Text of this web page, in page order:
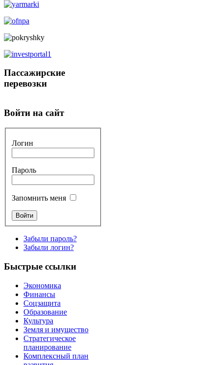
Пассажирские
перевозки
Войти на сайт
Логин
Пароль
Запомнить меня
Забыли пароль?
Забыли логин?
Быстрые ссылки
Экономика
Финансы
Соцзащита
Образование
Культура
Земля и имущество
Стратегическое
планирование
Комплексный план